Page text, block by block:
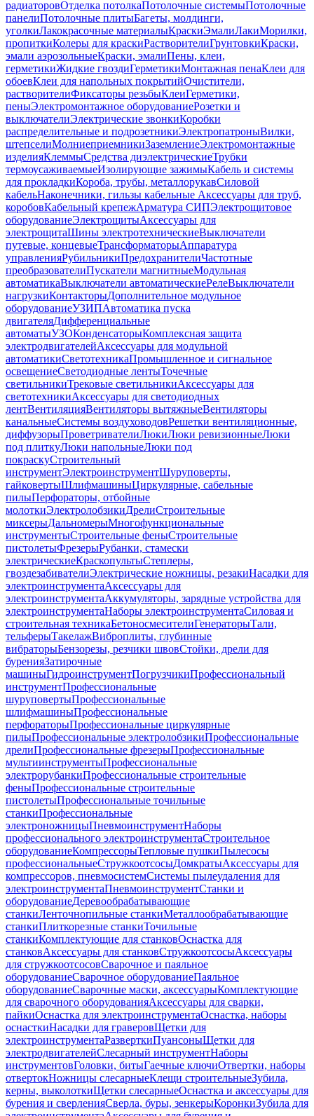
радиаторовОтделка потолкаПотолочные системыПотолочные
панелиПотолочные плитыБагеты, молдинги,
уголкиЛакокрасочные материалыКраскиЭмалиЛакиМорилки,
пропиткиКолеры для краскиРастворителиГрунтовкиКраски,
эмали аэрозольныеКраски, эмалиПены, клеи,
герметикиЖидкие гвоздиГерметикиМонтажная пенаКлеи для
обоевКлеи для напольных покрытийОчистители,
растворителиФиксаторы резьбыКлеиГерметики,
пеныЭлектромонтажное оборудованиеРозетки и
выключателиЭлектрические звонкиКоробки
распределительные и подрозетникиЭлектропатроныВилки,
штепселиМолниеприемникиЗаземлениеЭлектромонтажные
изделияКлеммыСредства диэлектрическиеТрубки
термоусаживаемыеИзолирующие зажимыКабель и системы
для прокладкиКороба, трубы, металлорукавСиловой
кабельНаконечники, гильзы кабельные Аксессуары для труб,
коробовКабельный крепежАрматура СИПЭлектрощитовое
оборудованиеЭлектрощитыАксессуары для
электрощитаШины электротехническиеВыключатели
путевые, концевыеТрансформаторыАппаратура
управленияРубильникиПредохранителиЧастотные
преобразователиПускатели магнитныеМодульная
автоматикаВыключатели автоматическиеРелеВыключатели
нагрузкиКонтакторыДополнительное модульное
оборудованиеУЗИПАвтоматика пуска
двигателяДифференциальные
автоматыУЗОКонденсаторыКомплексная защита
электродвигателейАксессуары для модульной
автоматикиСветотехникаПромышленное и сигнальное
освещениеСветодиодные лентыТочечные
светильникиТрековые светильникиАксессуары для
светотехникиАксессуары для светодиодных
лентВентиляцияВентиляторы вытяжныеВентиляторы
канальныеСистемы воздуховодовРешетки вентиляционные,
диффузорыПроветривателиЛюкиЛюки ревизионныеЛюки
под плиткуЛюки напольныеЛюки под
покраскуСтроительный
инструментЭлектроинструментШуруповерты,
гайковертыШлифмашиныЦиркулярные, сабельные
пилыПерфораторы, отбойные
молоткиЭлектролобзикиДрелиСтроительные
миксерыДальномерыМногофункциональные
инструментыСтроительные феныСтроительные
пистолетыФрезерыРубанки, стамески
электрическиеКраскопультыСтеплеры,
гвоздезабивателиЭлектрические ножницы, резакиНасадки для
электроинструментаАксессуары для
электроинструментаАккумуляторы, зарядные устройства для
электроинструментаНаборы электроинструментаСиловая и
строительная техникаБетоносмесителиГенераторыТали,
тельферыТакелажВиброплиты, глубинные
вибраторыБензорезы, резчики швовСтойки, дрели для
буренияЗатирочные
машиныГидроинструментПогрузчикиПрофессиональный
инструментПрофессиональные
шуруповертыПрофессиональные
шлифмашиныПрофессиональные
перфораторыПрофессиональные циркулярные
пилыПрофессиональные электролобзикиПрофессиональные
дрелиПрофессиональные фрезерыПрофессиональные
мультиинструментыПрофессиональные
электрорубанкиПрофессиональные строительные
феныПрофессиональные строительные
пистолетыПрофессиональные точильные
станкиПрофессиональные
электроножницыПневмоинструментНаборы
профессионального электроинструментаСтроительное
оборудованиеКомпрессорыТепловые пушкиПылесосы
профессиональныеСтружкоотсосыДомкратыАксессуары для
компрессоров, пневмосистемСистемы пылеудаления для
электроинструментаПневмоинструментСтанки и
оборудованиеДеревообрабатывающие
станкиЛенточнопильные станкиМеталлообрабатывающие
станкиПлиткорезные станкиТочильные
станкиКомплектующие для станковОснастка для
станковАксессуары для станковСтружкоотсосыАксессуары
для стружкоотсосовСварочное и паяльное
оборудованиеСварочное оборудованиеПаяльное
оборудованиеСварочные маски, аксессуарыКомплектующие
для сварочного оборудованияАксессуары для сварки,
пайкиОснастка для электроинструментаОснастка, наборы
оснасткиНасадки для граверовЩетки для
электроинструментаРазверткиПуансоныЩетки для
электродвигателейСлесарный инструментНаборы
инструментовГоловки, битыГаечные ключиОтвертки, наборы
отвертокНожницы слесарныеКлещи строительныеЗубила,
керны, выколоткиЩетки слесарныеОснастка и аксессуары для
бурения и сверленияСверла, буры, зенкерыКоронкиЗубила для